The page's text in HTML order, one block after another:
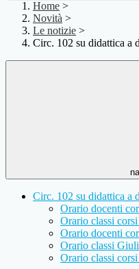
Home >
Novità >
Le notizie >
Circ. 102 su didattica a
Circ. 102 su didattica a
Orario docenti
Orario classi
Orario docenti
Orario classi
Orario classi